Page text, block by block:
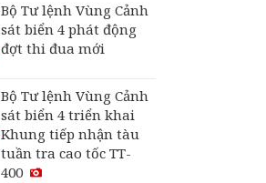
Bộ Tư lệnh Vùng Cảnh
sát biển 4 phát động
đợt thi đua mới
Bộ Tư lệnh Vùng Cảnh
sát biển 4 triển khai
Khung tiếp nhận tàu
tuần tra cao tốc TT-
400